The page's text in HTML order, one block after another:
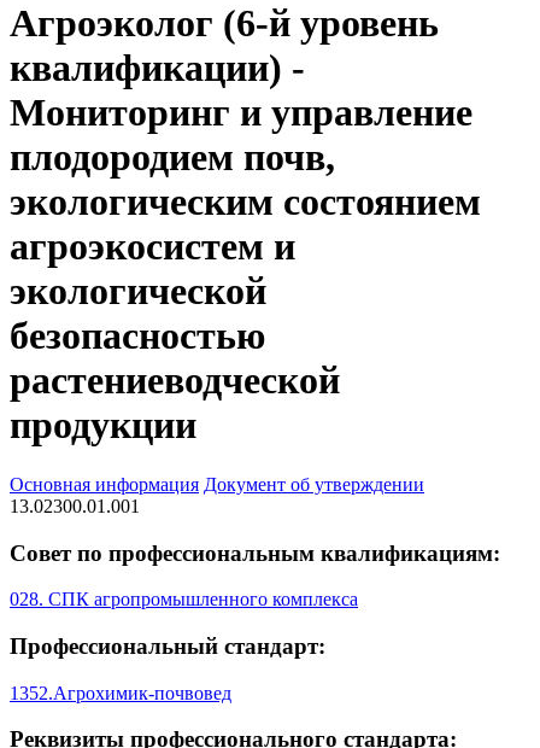
Агроэколог (6-й уровень
квалификации) -
Мониторинг и управление
плодородием почв,
экологическим состоянием
агроэкосистем и
экологической
безопасностью
растениеводческой
продукции
Основная информация Документ об утверждении
13.02300.01.001
Совет по профессиональным квалификациям:
028. СПК агропромышленного комплекса
Профессиональный стандарт:
1352.Агрохимик-почвовед
Реквизиты профессионального стандарта: